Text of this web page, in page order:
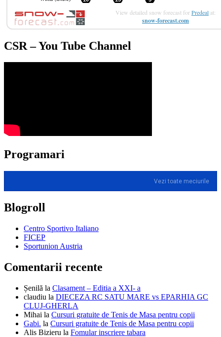
View detailed snow forecast forPredeal at:
snow-forecast.com
CSR – You Tube Channel
Programari
Vezi toate meciurile
Blogroll
Centro Sportivo Italiano
FICEP
Sportunion Austria
Comentarii recente
Șenilă la Clasament – Editia a XXI- a
claudiu la DIECEZA RC SATU MARE vs EPARHIA GC
CLUJ-GHERLA
Mihai la Cursuri gratuite de Tenis de Masa pentru copii
Gabi. la Cursuri gratuite de Tenis de Masa pentru copii
Alis Bizieru la Fomular inscriere tabara